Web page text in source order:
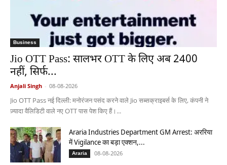
Business
Jio OTT Pass: सालभर OTT के लिए अब 2400
नहीं, सिर्फ...
Anjali Singh - 08-08-2026
Jio OTT Pass नई दिल्ली: मनोरंजन पसंद करने वाले Jio सब्सक्राइबर्स के लिए, कंपनी ने
ज़्यादा वैलिडिटी वाले नए OTT पास पेश किए हैं।...
Araria Industries Department GM Arrest: अररिया
में Vigilance का बड़ा एक्शन,...
Araria 08-08-2026